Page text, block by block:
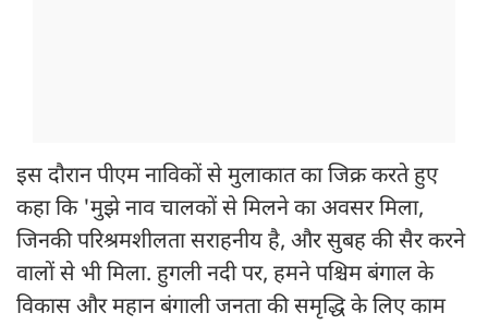
इस दौरान पीएम नाविकों से मुलाकात का जिक्र करते हुए
कहा कि 'मुझे नाव चालकों से मिलने का अवसर मिला,
जिनकी परिश्रमशीलता सराहनीय है, और सुबह की सैर करने
वालों से भी मिला. हुगली नदी पर, हमने पश्चिम बंगाल के
विकास और महान बंगाली जनता की समृद्धि के लिए काम